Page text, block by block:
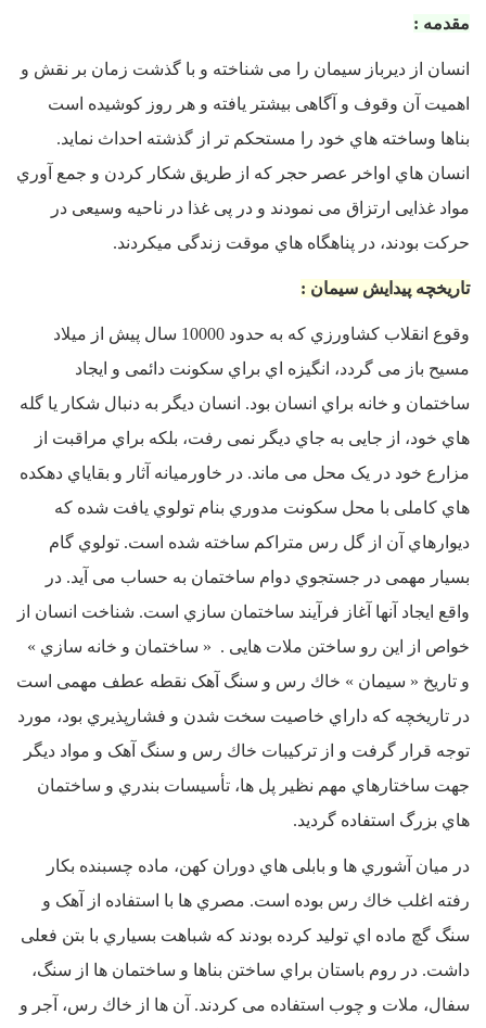
مقدمه :
انسان از دیرباز سیمان را می شناخته و با گذشت زمان بر نقش و
اهمیت آن وقوف و آگاهی بیشتر یافته و هر روز کوشیده است
بناها وساخته هاي خود را مستحکم تر از گذشته احداث نماید.
انسان هاي اواخر عصر حجر که از طریق شکار کردن و جمع آوري
مواد غذایی ارتزاق می نمودند و در پی غذا در ناحیه وسیعی در
حرکت بودند، در پناهگاه هاي موقت زندگی میکردند.
تاریخچه پیدایش سیمان :
وقوع انقلاب کشاورزي که به حدود 10000 سال پیش از میلاد
مسیح باز می گردد، انگیزه اي براي سکونت دائمی و ایجاد
ساختمان و خانه براي انسان بود. انسان دیگر به دنبال شکار یا گله
هاي خود، از جایی به جاي دیگر نمی رفت، بلکه براي مراقبت از
مزارع خود در یک محل می ماند. در خاورمیانه آثار و بقایاي دهکده
هاي کاملی با محل سکونت مدوري بنام تولوي یافت شده که
دیوارهاي آن از گل رس متراکم ساخته شده است. تولوي گام
بسیار مهمی در جستجوي دوام ساختمان به حساب می آید. در
واقع ایجاد آنها آغاز فرآیند ساختمان سازي است. شناخت انسان از
خواص از این رو ساختن ملات هایی . « ساختمان و خانه سازي »
و تاریخ « سیمان » خاك رس و سنگ آهک نقطه عطف مهمی است
در تاریخچه که داراي خاصیت سخت شدن و فشارپذیري بود، مورد
توجه قرار گرفت و از ترکیبات خاك رس و سنگ آهک و مواد دیگر
جهت ساختارهاي مهم نظیر پل ها، تأسیسات بندري و ساختمان
هاي بزرگ استفاده گردید.
در میان آشوري ها و بابلی هاي دوران کهن، ماده چسبنده بکار
رفته اغلب خاك رس بوده است. مصري ها با استفاده از آهک و
سنگ گچ ماده اي تولید کرده بودند که شباهت بسیاري با بتن فعلی
داشت. در روم باستان براي ساختن بناها و ساختمان ها از سنگ،
سفال، ملات و چوب استفاده می کردند. آن ها از خاك رس، آجر و